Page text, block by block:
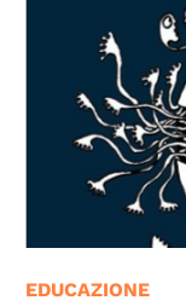
EDUCAZIONE